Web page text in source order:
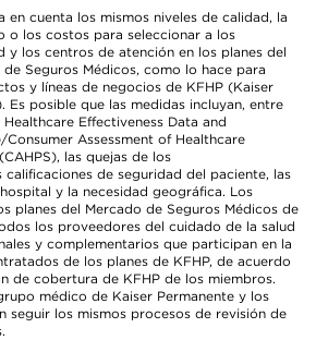
en cuenta los mismos niveles de calidad, la
o los costos para seleccionar a los
y los centros de atención en los planes del
Seguros Médicos, como lo hace para
y líneas de negocios de KFHP (Kaiser
Es posible que las medidas incluyan, entre
Effectiveness Data and
Assessment of Healthcare
las quejas de los
calificaciones de seguridad del paciente, las
y la necesidad geográfica. Los
planes del Mercado de Seguros Médicos de
los proveedores del cuidado de la salud
y complementarios que participan en la
de los planes de KFHP, de acuerdo
de cobertura de KFHP de los miembros.
médico de Kaiser Permanente y los
seguir los mismos procesos de revisión de